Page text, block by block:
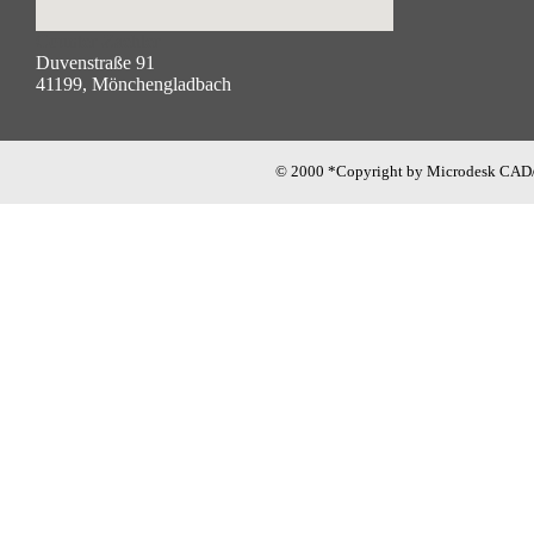
Duvenstraße 91
41199, Mönchengladbach
© 2000 *Copyright by Microdesk CAD/